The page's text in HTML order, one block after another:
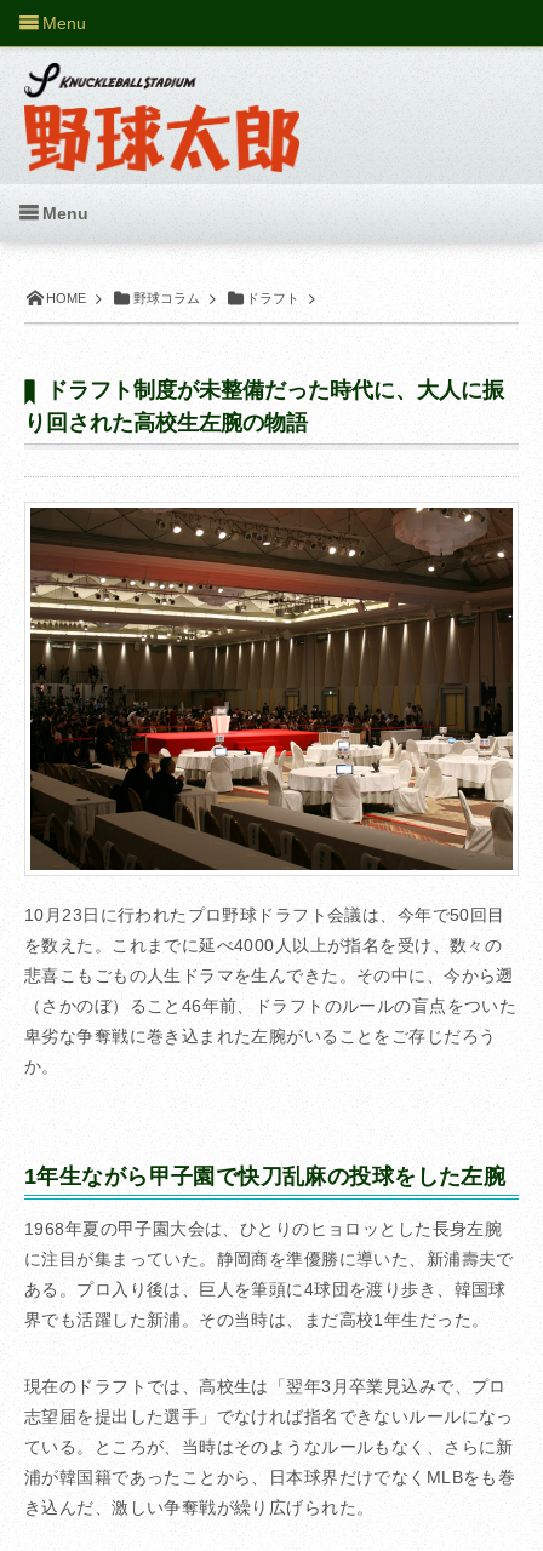
HOME 野球コラム ドラフト
ドラフト制度が未整備だった時代に、大人に振
り回された高校生左腕の物語
10月23日に行われたプロ野球ドラフト会議は、今年で50回目
を数えた。これまでに延べ4000人以上が指名を受け、数々の
悲喜こもごもの人生ドラマを生んできた。その中に、今から遡
（さかのぼ）ること46年前、ドラフトのルールの盲点をついた
卑劣な争奪戦に巻き込まれた左腕がいることをご存じだろう
か。
1年生ながら甲子園で快刀乱麻の投球をした左腕
1968年夏の甲子園大会は、ひとりのヒョロッとした長身左腕
に注目が集まっていた。静岡商を準優勝に導いた、新浦壽夫で
ある。プロ入り後は、巨人を筆頭に4球団を渡り歩き、韓国球
界でも活躍した新浦。その当時は、まだ高校1年生だった。
現在のドラフトでは、高校生は「翌年3月卒業見込みで、プロ
志望届を提出した選手」でなければ指名できないルールになっ
ている。ところが、当時はそのようなルールもなく、さらに新
浦が韓国籍であったことから、日本球界だけでなくMLBをも巻
き込んだ、激しい争奪戦が繰り広げられた。
Menu
Menu